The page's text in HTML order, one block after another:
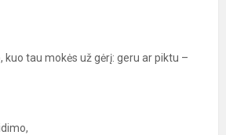
kuo tau mokės už gėrį: geru ar piktu –